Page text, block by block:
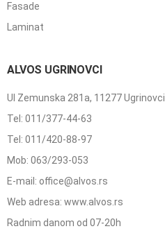
Fasade
Laminat
ALVOS UGRINOVCI
Ul Zemunska 281a, 11277 Ugrinovci
Tel: 011/377-44-63
Tel: 011/420-88-97
Mob: 063/293-053
E-mail: office@alvos.rs
Web adresa: www.alvos.rs
Radnim danom od 07-20h